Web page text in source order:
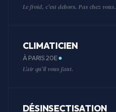
Le froid, c'est dehors. Pas chez vous.
CLIMATICIEN
À PARIS 20E
L'air qu'il vous faut.
DÉSINSECTISATION